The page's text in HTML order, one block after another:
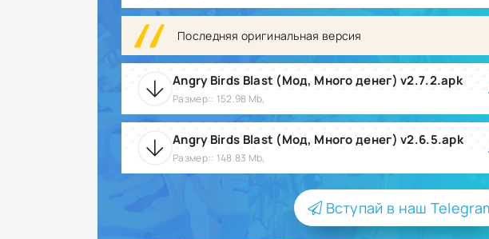
Последняя оригинальная версия
Angry Birds Blast (Мод, Много денег) v2.7.2.apk
Размер:: 152.98 Mb,
Angry Birds Blast (Мод, Много денег) v2.6.5.apk
Размер:: 148.83 Mb,
Вступай в наш